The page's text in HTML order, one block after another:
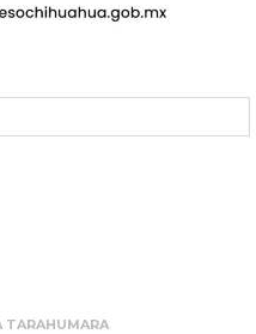
TARAHUMARA